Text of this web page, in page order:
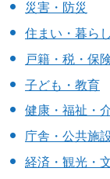
災害・防災
住まい・暮ら
戸籍・税・保
子ども・教育
健康・福祉・
庁舎・公共施
経済・観光・